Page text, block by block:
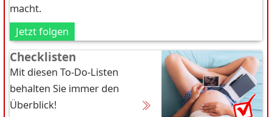
macht.
Jetzt folgen
Checklisten
Mit diesen To-Do-Listen
behalten Sie immer den
Überblick!